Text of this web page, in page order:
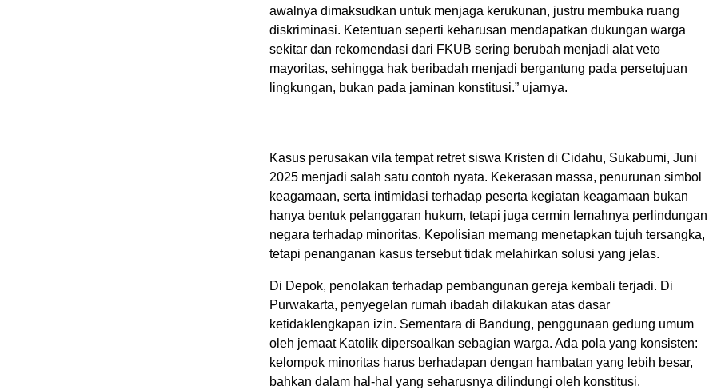
awalnya dimaksudkan untuk menjaga kerukunan, justru membuka ruang
diskriminasi. Ketentuan seperti keharusan mendapatkan dukungan warga
sekitar dan rekomendasi dari FKUB sering berubah menjadi alat veto
mayoritas, sehingga hak beribadah menjadi bergantung pada persetujuan
lingkungan, bukan pada jaminan konstitusi.” ujarnya.
Kasus perusakan vila tempat retret siswa Kristen di Cidahu, Sukabumi, Juni
2025 menjadi salah satu contoh nyata. Kekerasan massa, penurunan simbol
keagamaan, serta intimidasi terhadap peserta kegiatan keagamaan bukan
hanya bentuk pelanggaran hukum, tetapi juga cermin lemahnya perlindungan
negara terhadap minoritas. Kepolisian memang menetapkan tujuh tersangka,
tetapi penanganan kasus tersebut tidak melahirkan solusi yang jelas.
Di Depok, penolakan terhadap pembangunan gereja kembali terjadi. Di
Purwakarta, penyegelan rumah ibadah dilakukan atas dasar
ketidaklengkapan izin. Sementara di Bandung, penggunaan gedung umum
oleh jemaat Katolik dipersoalkan sebagian warga. Ada pola yang konsisten:
kelompok minoritas harus berhadapan dengan hambatan yang lebih besar,
bahkan dalam hal-hal yang seharusnya dilindungi oleh konstitusi.